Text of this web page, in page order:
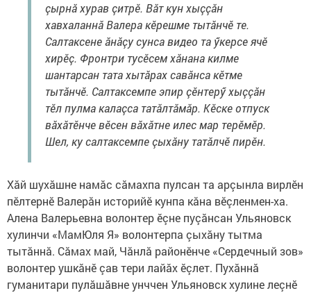
çырнă хурав çитрӗ. Вăт кун хыççăн
хавхаланнă Валера кӗрешме тытăнчӗ те.
Салтаксене ăнăçу сунса видео та ӳкерсе ячӗ
хирӗç. Фронтри тусӗсем хăнана килме
шантарсан тата хытăрах савăнса кӗтме
тытăнчӗ. Салтаксемпе эпир çӗнтерӳ хыççăн
тӗл пулма калаçса татăлтăмăр. Кӗске отпуск
вăхăтӗнче вӗсен вăхăтне илес мар терӗмӗр.
Шел, ку салтаксемпе çыхăну татăлчӗ пирӗн.
Хăй шухăшне намăс сăмахпа пулсан та арçынла вирлӗн
пӗлтернӗ Валерăн историйӗ кунпа кăна вӗçленмен-ха.
Алена Валерьевна волонтер ӗçне пуçăнсан Ульяновск
хулинчи «МамЮля Я» волонтерпа çыхăну тытма
тытăннă. Сăмах май, Чăнлă районӗнче «Сердечный зов»
волонтер ушкăнӗ çав тери лайăх ӗçлет. Пухăннă
гуманитари пулăшăвне унччен Ульяновск хулине леçнӗ